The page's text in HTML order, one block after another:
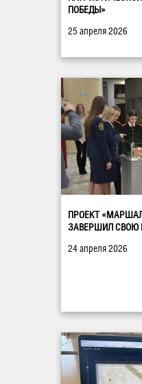
ПОБЕДЫ»
25 апреля 2026
ПРОЕКТ
ЗАВЕРШИЛ СВОЮ
24 апреля 2026